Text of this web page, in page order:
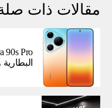
مقالات ذات